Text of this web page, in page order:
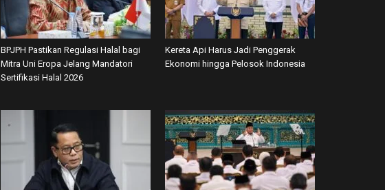
BPJPH Pastikan Regulasi Halal bagi
Mitra Uni Eropa Jelang Mandatori
Sertifikasi Halal 2026
Kereta Api Harus Jadi Penggerak
Ekonomi hingga Pelosok Indonesia